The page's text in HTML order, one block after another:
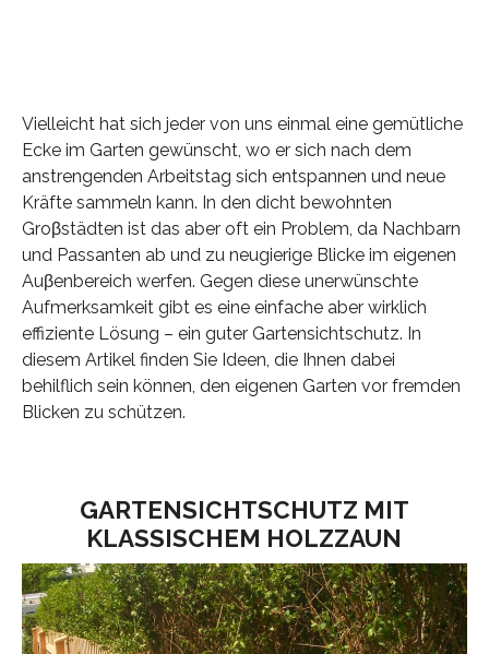
Vielleicht hat sich jeder von uns einmal eine gemütliche
Ecke im Garten gewünscht, wo er sich nach dem
anstrengenden Arbeitstag sich entspannen und neue
Kräfte sammeln kann. In den dicht bewohnten
Groβstädten ist das aber oft ein Problem, da Nachbarn
und Passanten ab und zu neugierige Blicke im eigenen
Auβenbereich werfen. Gegen diese unerwünschte
Aufmerksamkeit gibt es eine einfache aber wirklich
effiziente Lösung – ein guter Gartensichtschutz. In
diesem Artikel finden Sie Ideen, die Ihnen dabei
behilflich sein können, den eigenen Garten vor fremden
Blicken zu schützen.
GARTENSICHTSCHUTZ MIT
KLASSISCHEM HOLZZAUN